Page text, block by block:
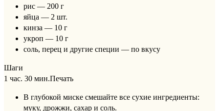
рис — 200 г
яйца — 2 шт.
кинза — 10 г
укроп — 10 г
соль, перец и другие специи — по вкусу
Шаги
1 час. 30 мин.Печать
В глубокой миске смешайте все сухие ингредиенты:
муку, дрожжи, сахар и соль.